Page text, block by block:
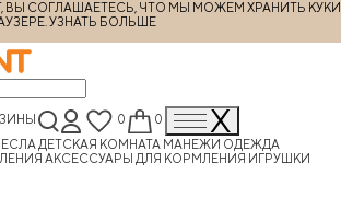
ВЫ СОГЛАШАЕТЕСЬ, ЧТО МЫ МОЖЕМ ХРАНИТЬ КУКИ
УЗНАТЬ БОЛЬШЕ
0
0
ДЕТСКАЯ КОМНАТА МАНЕЖИ ОДЕЖДА
АКСЕССУАРЫ ДЛЯ КОРМЛЕНИЯ ИГРУШКИ